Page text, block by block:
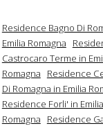
Residence Bagno Di
Emilia Romagna
Castrocaro Terme in
Romagna
Residence
Di Romagna in Emilia
Residence Forli' in
Romagna
Residence